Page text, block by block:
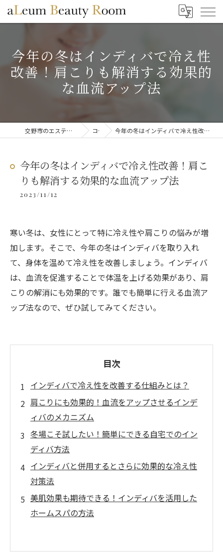
今年の冬はインディバで冷え性
改善！肩こりも解消する効果的
な血流アップ法
交野市のエステならaLeum Beauty Room コラム 今年の冬はインディバで冷え性改善！肩こりも解消する効果的な血流アップ法
今年の冬はインディバで冷え性改善！肩こ
りも解消する効果的な血流アップ法
2023/11/12
寒い冬は、女性にとって特に冷え性や肩こりの悩みが増
加します。そこで、今年の冬はインディバを取り入れ
て、身体を温めて冷え性を改善しましょう。インディバ
は、血流を促進することで体温を上げる効果があり、肩
こりの解消にも効果的です。誰でも簡単に行える血流ア
ップ法なので、ぜひ試してみてください。
目次
インディバで冷え性を改善する仕組みとは？
肩こりにも効果的！血流をアップさせるインデ
ィバのメカニズム
冬場こそ試したい！簡単にできる自宅でのイン
ディバ方法
インディバと併用するとさらに効果的な冷え性
対策法
美肌効果も期待できる！インディバを活用した
ホームスパの方法